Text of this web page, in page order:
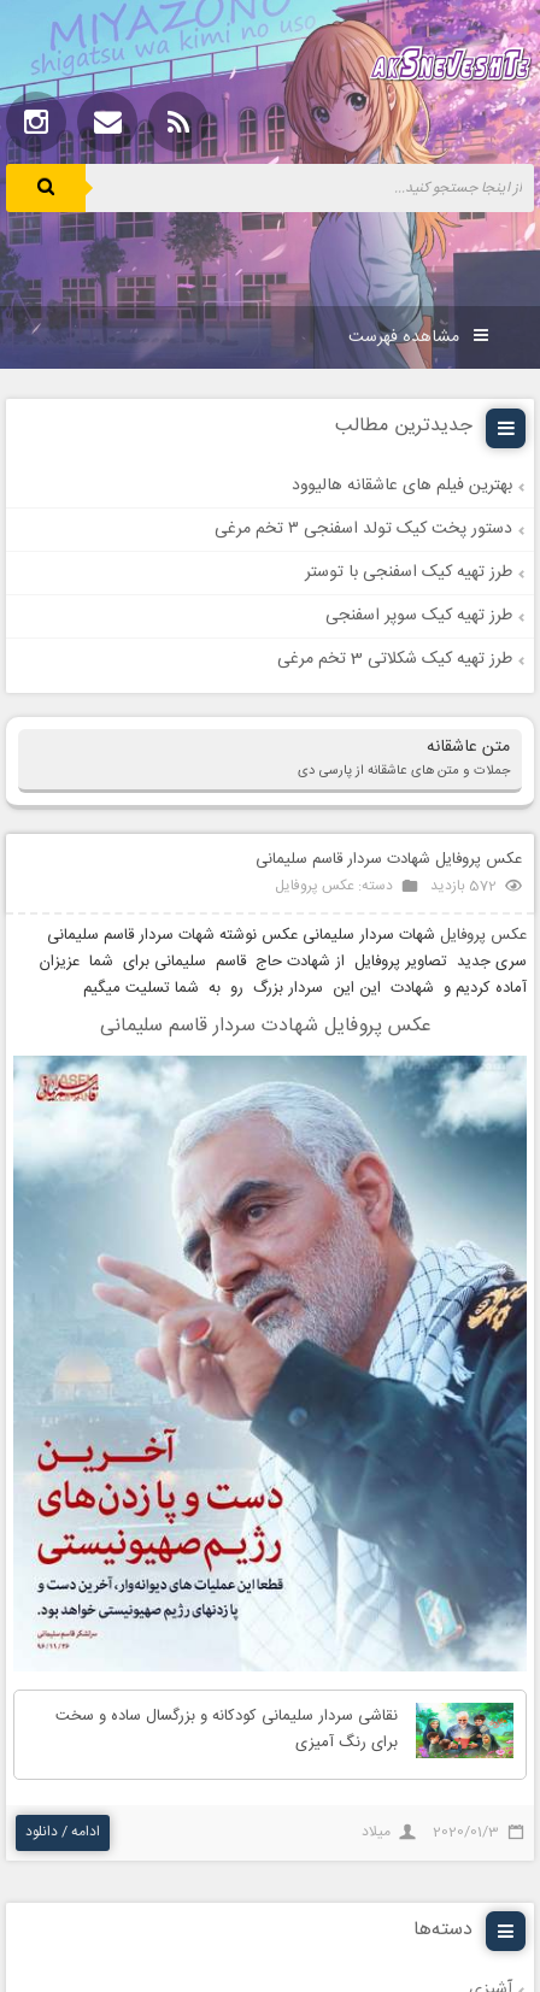
مشاهده فهرست
جدیدترین مطالب
بهترین فیلم های عاشقانه هالیوود
دستور پخت کیک تولد اسفنجی ۳ تخم مرغی
طرز تهیه کیک اسفنجی با توستر
طرز تهیه کیک سوپر اسفنجی
طرز تهیه کیک شکلاتی 3 تخم مرغی
متن عاشقانه
جملات و متن های عاشقانه از پارسی دی
عکس پروفایل شهادت سردار قاسم سلیمانی
572 بازدید دسته: عکس پروفایل
عکس پروفایل شهات سردار سلیمانی عکس نوشته شهات سردار قاسم سلیمانی
سری جدید تصاویر پروفایل از شهادت حاج قاسم سلیمانی برای شما عزیزان
آماده کردیم و شهادت این این سردار بزرگ رو به شما تسلیت میگیم
عکس پروفایل شهادت سردار قاسم سلیمانی
نقاشی سردار سلیمانی کودکانه و بزرگسال ساده و سخت
برای رنگ آمیزی
2020/01/3 میلاد ادامه / دانلود
دسته‌ها